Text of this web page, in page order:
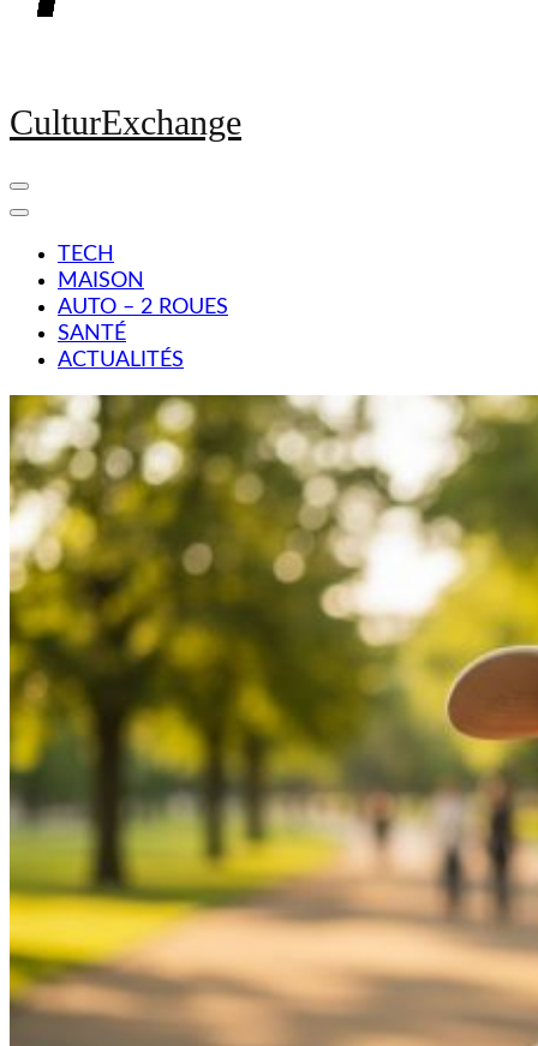
CulturExchange
TECH
MAISON
AUTO – 2 ROUES
SANTÉ
ACTUALITÉS